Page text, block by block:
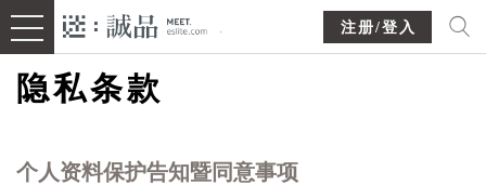
注册/登入
隐私条款
个人资料保护告知暨同意事项